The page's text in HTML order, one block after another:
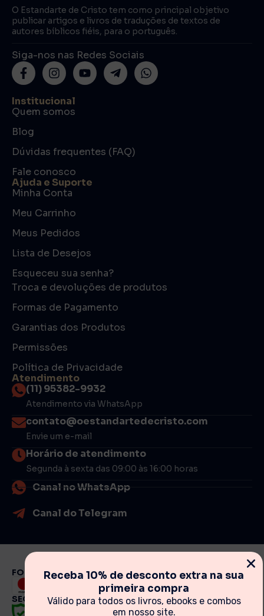
O Estandarte de Cristo tem como principal objetivo
publicar artigos e livros de traduções de textos de
autores bíblicos fiéis, para o português.
Siga-nos nas Redes Sociais
Institucional
Quem somos
Blog
Dúvidas frequentes (FAQ)
Fale conosco
Ajuda e Suporte
Minha Conta
Meu Carrinho
Meus Pedidos
Lista de Desejos
Esqueceu sua senha?
Troca e devoluções de produtos
Formas de Pagamento
Garantias dos Produtos
Permissões
Política de Privacidade
Atendimento
(11) 95382-9932
Atendimento via WhatsApp
contato@oestandartedecristo.com
Envie um e-mail
Horário de atendimento
Segunda à sexta das 09:00 às 16:00 horas
Canal no WhatsApp
Canal do Telegram
FORMAS DE PAGAMENTO
SEGURANÇA
Receba 10% de desconto extra na sua
primeira compra
Válido para todos os livros, ebooks e combos
em nosso site.